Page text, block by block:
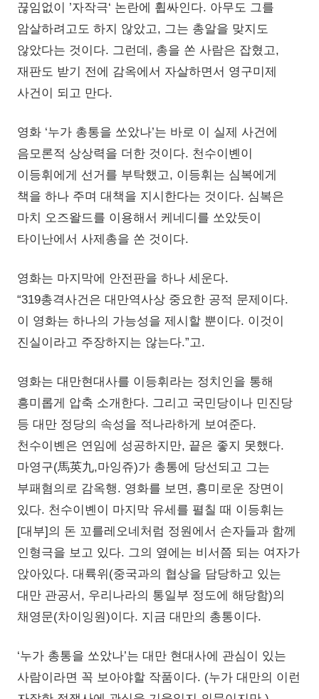
끊임없이 ’자작극‘ 논란에 휩싸인다. 아무도 그를
암살하려고도 하지 않았고, 그는 총알을 맞지도
않았다는 것이다. 그런데, 총을 쏜 사람은 잡혔고,
재판도 받기 전에 감옥에서 자살하면서 영구미제
사건이 되고 만다.
영화 ‘누가 총통을 쏘았나’는 바로 이 실제 사건에
음모론적 상상력을 더한 것이다. 천수이볜이
이등휘에게 선거를 부탁했고, 이등휘는 심복에게
책을 하나 주며 대책을 지시한다는 것이다. 심복은
마치 오즈왈드를 이용해서 케네디를 쏘았듯이
타이난에서 사제총을 쏜 것이다.
영화는 마지막에 안전판을 하나 세운다.
“319총격사건은 대만역사상 중요한 공적 문제이다.
이 영화는 하나의 가능성을 제시할 뿐이다. 이것이
진실이라고 주장하지는 않는다.”고.
영화는 대만현대사를 이등휘라는 정치인을 통해
흥미롭게 압축 소개한다. 그리고 국민당이나 민진당
등 대만 정당의 속성을 적나라하게 보여준다.
천수이볜은 연임에 성공하지만, 끝은 좋지 못했다.
마영구(馬英九,마잉쥬)가 총통에 당선되고 그는
부패혐의로 감옥행. 영화를 보면, 흥미로운 장면이
있다. 천수이볜이 마지막 유세를 펼칠 때 이등휘는
[대부]의 돈 꼬를레오네처럼 정원에서 손자들과 함께
인형극을 보고 있다. 그의 옆에는 비서쯤 되는 여자가
앉아있다. 대륙위(중국과의 협상을 담당하고 있는
대만 관공서, 우리나라의 통일부 정도에 해당함)의
채영문(차이잉원)이다. 지금 대만의 총통이다.
‘누가 총통을 쏘았나’는 대만 현대사에 관심이 있는
사람이라면 꼭 보아야할 작품이다. (누가 대만의 이런